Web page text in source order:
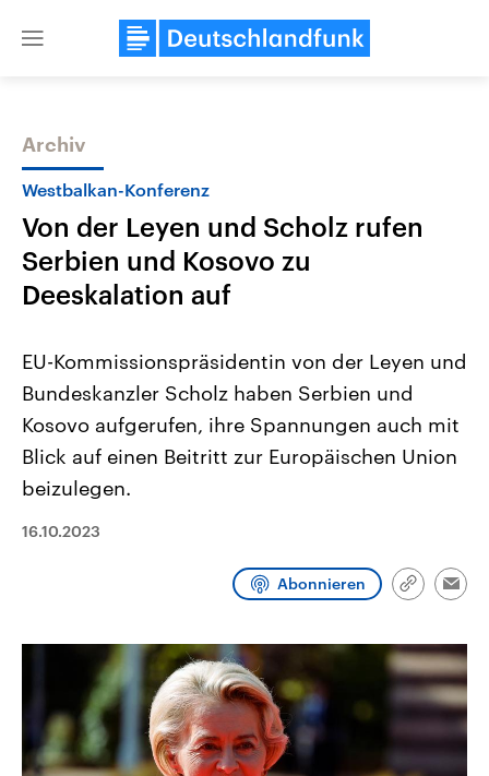
Close
Themen
2026
Alle Informationen
Sachsen-Anhalt wählt am 6.
September 2026 einen neuen
Landtag. Seit 2021 wird das
Bundesland von einer Koalition aus
CDU, SPD und FDP regiert.-
Wahlprogramme, aktuelle Berichte
und Kandidaten der anstehenden
Aktuelle Beiträge,
Wirtschaftlich und
gehören die Vereinigten
den mächtigsten Ländern
Archiv
Westbalkan-Konferenz
Von der Leyen und Scholz rufen
Serbien und Kosovo zu
Deeskalation auf
EU-Kommissionspräsidentin von der Leyen und
Bundeskanzler Scholz haben Serbien und
Kosovo aufgerufen, ihre Spannungen auch mit
Blick auf einen Beitritt zur Europäischen Union
beizulegen.
16.10.2023
Abonnieren
Link